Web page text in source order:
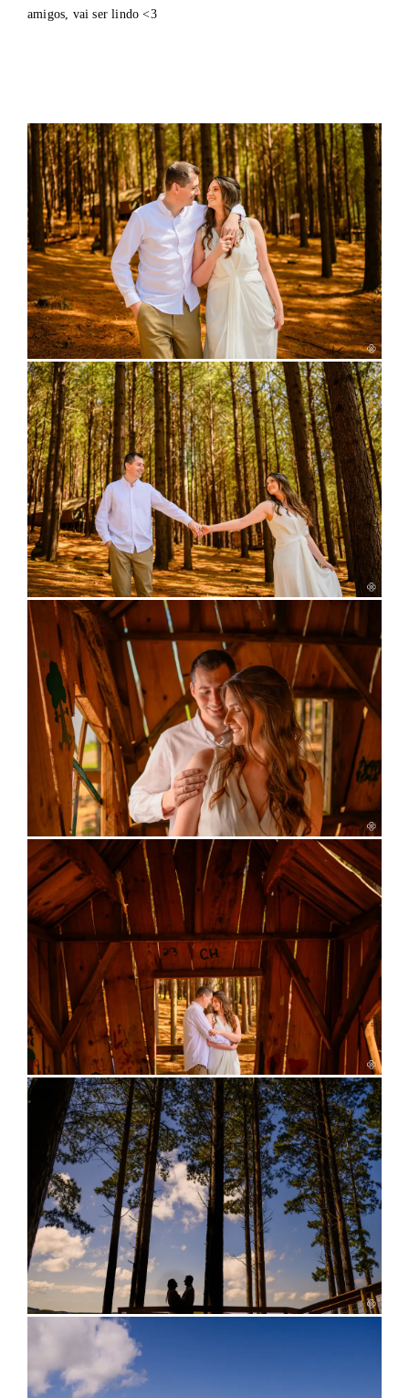
amigos, vai ser lindo <3